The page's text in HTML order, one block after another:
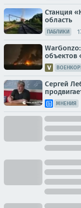
Станция
область
ПАБЛИКИ
объектов
Сергей
МНЕНИЯ